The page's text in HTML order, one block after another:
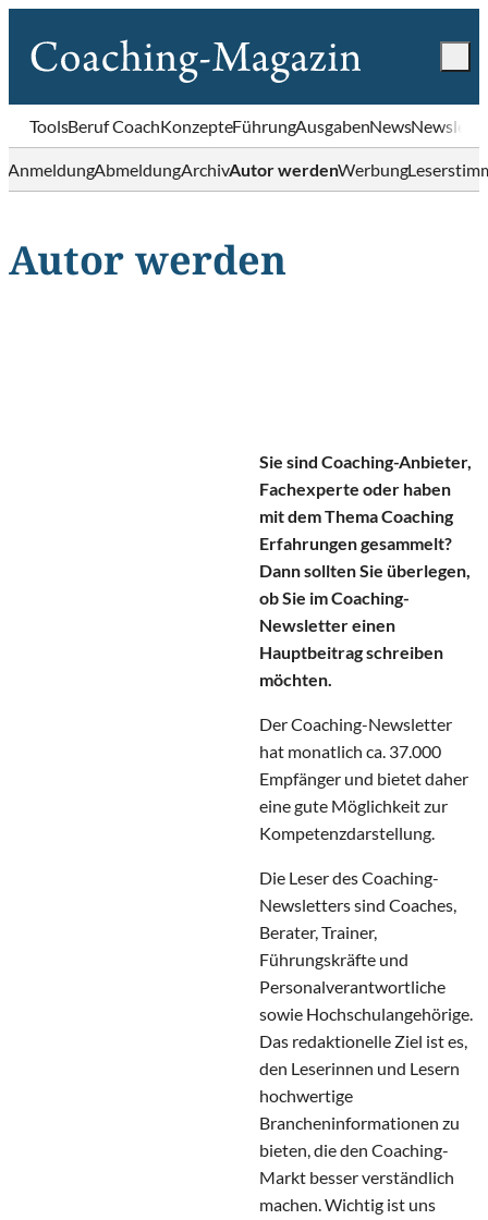
ToolsBeruf CoachKonzepteFührungAusgabenNews
AnmeldungAbmeldungArchivAutor werdenWerbung
Autor werden
Sie sind Coaching-Anbieter,
Fachexperte oder haben
mit dem Thema Coaching
Erfahrungen gesammelt?
Dann sollten Sie überlegen,
ob Sie im Coaching-
Newsletter einen
Hauptbeitrag schreiben
möchten.
Der Coaching-Newsletter
hat monatlich ca. 37.000
Empfänger und bietet daher
eine gute Möglichkeit zur
Kompetenzdarstellung.
Die Leser des Coaching-
Newsletters sind Coaches,
Berater, Trainer,
Führungskräfte und
Personalverantwortliche
sowie Hochschulangehörige.
Das redaktionelle Ziel ist es,
den Leserinnen und Lesern
hochwertige
Brancheninformationen zu
bieten, die den Coaching-
Markt besser verständlich
machen. Wichtig ist uns